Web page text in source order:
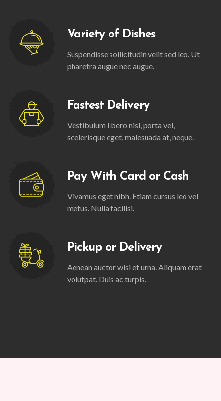
Variety of Dishes
Suspendisse sollicitudin velit sed leo. Ut
pharetra augue nec augue.
Fastest Delivery
Vestibulum libero nisl, porta vel,
scelerisque eget, malesuada at, neque.
Pay With Card or Cash
Vivamus eget nibh. Etiam cursus leo vel
metus. Nulla facilisi.
Pickup or Delivery
Aenean auctor wisi et urna. Aliquam erat
volutpat. Duis ac turpis.